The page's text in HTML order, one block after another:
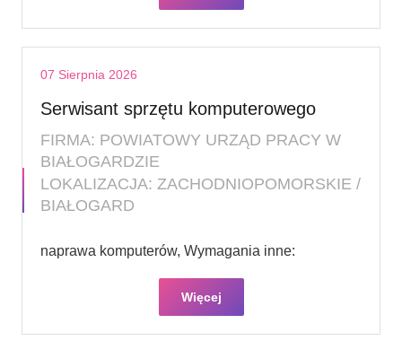
07 Sierpnia 2026
Serwisant sprzętu komputerowego
FIRMA: POWIATOWY URZĄD PRACY W
BIAŁOGARDZIE
LOKALIZACJA: ZACHODNIOPOMORSKIE /
BIAŁOGARD
naprawa komputerów, Wymagania inne:
Więcej